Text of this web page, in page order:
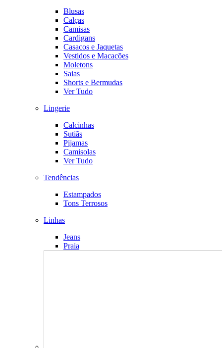
Blusas
Calças
Camisas
Cardigans
Casacos e Jaquetas
Vestidos e Macacões
Moletons
Saias
Shorts e Bermudas
Ver Tudo
Lingerie
Calcinhas
Sutiãs
Pijamas
Camisolas
Ver Tudo
Tendências
Estampados
Tons Terrosos
Linhas
Jeans
Praia